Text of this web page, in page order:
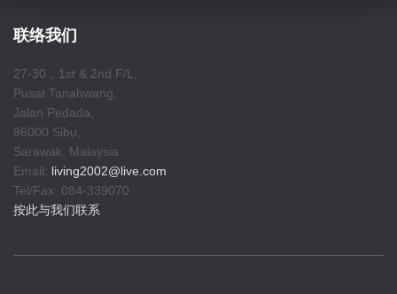
联络我们
27-30，1st & 2nd F/L,
Pusat Tanahwang,
Jalan Pedada,
96000 Sibu,
Sarawak, Malaysia.
Email: living2002@live.com
Tel/Fax: 084-339070
按此与我们联系